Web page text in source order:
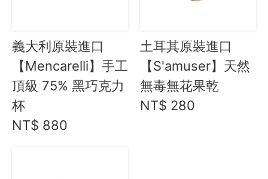
義大利原裝進口
【Mencarelli】手工
頂級 75% 黑巧克力
杯
NT$ 880
土耳其原裝進口
【S'amuser】天然
無毒無花果乾
NT$ 280